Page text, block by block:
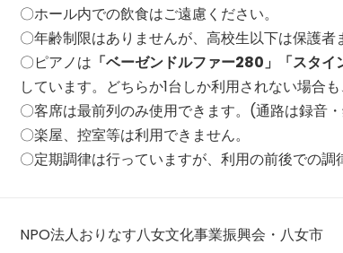
〇ホール内での飲食はご遠慮ください。
〇年齢制限はありませんが、高校生以下は保護者
〇ピアノは 「ベーゼンドルファー280」「スタ
しています。どちらか1台しか利用されない場合
〇客席は最前列のみ使用できます。(通路は録音
〇楽屋、控室等は利用できません。
〇定期調律は行っていますが、利用の前後での調
NPO法人おりなす八女文化事業振興会・八女市